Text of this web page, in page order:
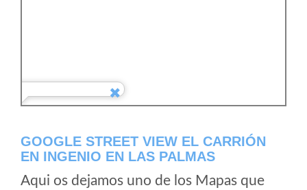
GOOGLE STREET VIEW EL CARRIÓN
EN INGENIO EN LAS PALMAS
Aqui os dejamos uno de los Mapas que